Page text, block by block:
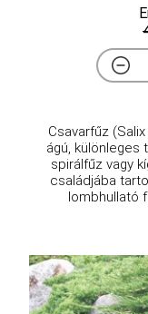
Csavarfűz
ágú, különleges
spirálfűz vagy
családjába
lombhullató